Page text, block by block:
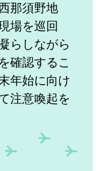
那須野地
場を巡回
らしながら
確認するこ
年始に向け
注意喚起を